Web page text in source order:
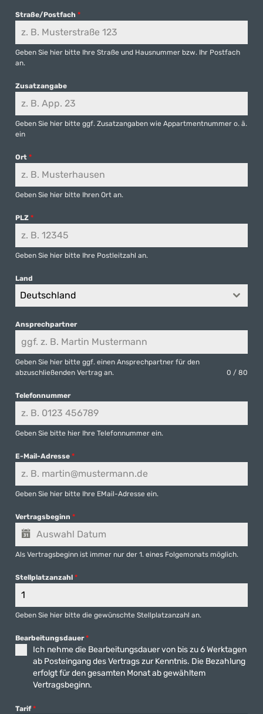
Straße/Postfach *
Geben Sie hier bitte Ihre Straße und Hausnummer bzw. Ihr Postfach
an.
Zusatzangabe
Geben Sie hier bitte ggf. Zusatzangaben wie Appartmentnummer o. ä.
ein
Ort *
Geben Sie hier bitte Ihren Ort an.
PLZ *
Geben Sie hier bitte Ihre Postleitzahl an.
Land
Deutschland
Ansprechpartner
Geben Sie hier bitte ggf. einen Ansprechpartner für den
abzuschließenden Vertrag an.
0 / 80
Telefonnummer
Geben Sie bitte hier Ihre Telefonnummer ein.
E-Mail-Adresse *
Geben Sie hier bitte Ihre EMail-Adresse ein.
Vertragsbeginn *
Als Vertragsbeginn ist immer nur der 1. eines Folgemonats möglich.
Stellplatzanzahl *
Geben Sie hier bitte die gewünschte Stellplatzanzahl an.
Bearbeitungsdauer*
Ich nehme die Bearbeitungsdauer von bis zu 6 Werktagen
ab Posteingang des Vertrags zur Kenntnis. Die Bezahlung
erfolgt für den gesamten Monat ab gewähltem
Vertragsbeginn.
Tarif*